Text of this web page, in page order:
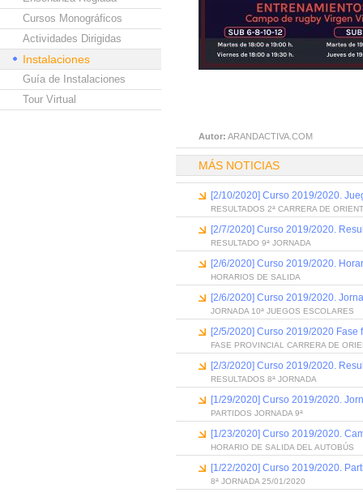
Cursos Monográficos
Actividades Dirigidas
Instalaciones
Guía de Instalaciones
Tour Virtual
Autor: ARANDACTIVA.COM
MÁS NOTICIAS
[2/10/2020] Curso 2019/2020.
RESULTADOS 2ª CARRERA DE
[2/7/2020] Curso 2019/2020.
RESULTADO 9ª JORNADA
[2/6/2020] Curso 2019/2020.
HORARIOS DE SALIDA
[2/6/2020] Curso 2019/2020.
JORNADA 10ª JUEGOS ESCOLARES
[2/5/2020] Curso 2019/2020
FASE PROVINCIAL CARRERA DE
[2/3/2020] Curso 2019/2020.
RESULTADOS 8ª JORNADA
[1/29/2020] Curso 2019/2020.
PARTIDOS JORNADA 9ª
[1/23/2020] Curso 2019/2020.
HORARIO DE SALIDA DEL AUTOBÚS
[1/22/2020] Curso 2019/2020.
8ª JORNADA 25/01/2020